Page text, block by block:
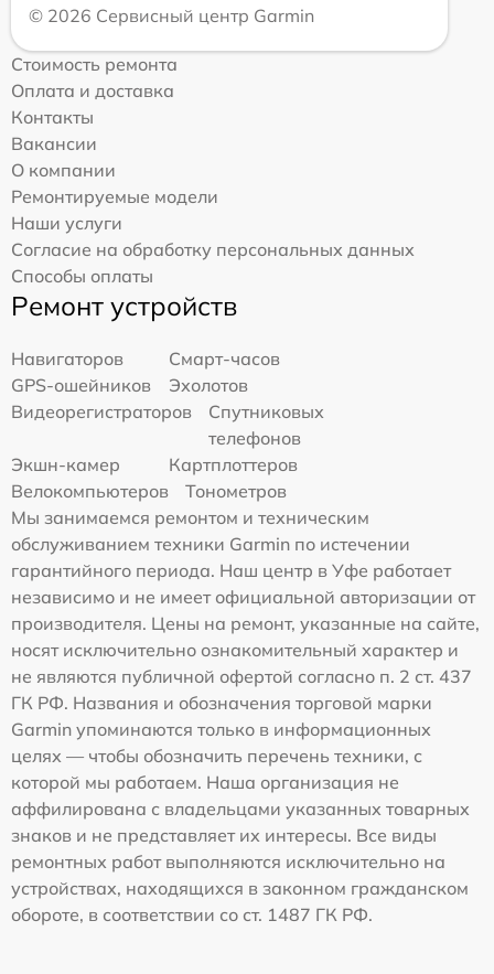
© 2026 Сервисный центр Garmin
Стоимость ремонта
Оплата и доставка
Контакты
Вакансии
О компании
Ремонтируемые модели
Наши услуги
Согласие на обработку персональных данных
Способы оплаты
Ремонт устройств
Навигаторов
Смарт-часов
GPS-ошейников
Эхолотов
Видеорегистраторов
Спутниковых
телефонов
Экшн-камер
Картплоттеров
Велокомпьютеров
Тонометров
Мы занимаемся ремонтом и техническим
обслуживанием техники Garmin по истечении
гарантийного периода. Наш центр в Уфе работает
независимо и не имеет официальной авторизации от
производителя. Цены на ремонт, указанные на сайте,
носят исключительно ознакомительный характер и
не являются публичной офертой согласно п. 2 ст. 437
ГК РФ. Названия и обозначения торговой марки
Garmin упоминаются только в информационных
целях — чтобы обозначить перечень техники, с
которой мы работаем. Наша организация не
аффилирована с владельцами указанных товарных
знаков и не представляет их интересы. Все виды
ремонтных работ выполняются исключительно на
устройствах, находящихся в законном гражданском
обороте, в соответствии со ст. 1487 ГК РФ.